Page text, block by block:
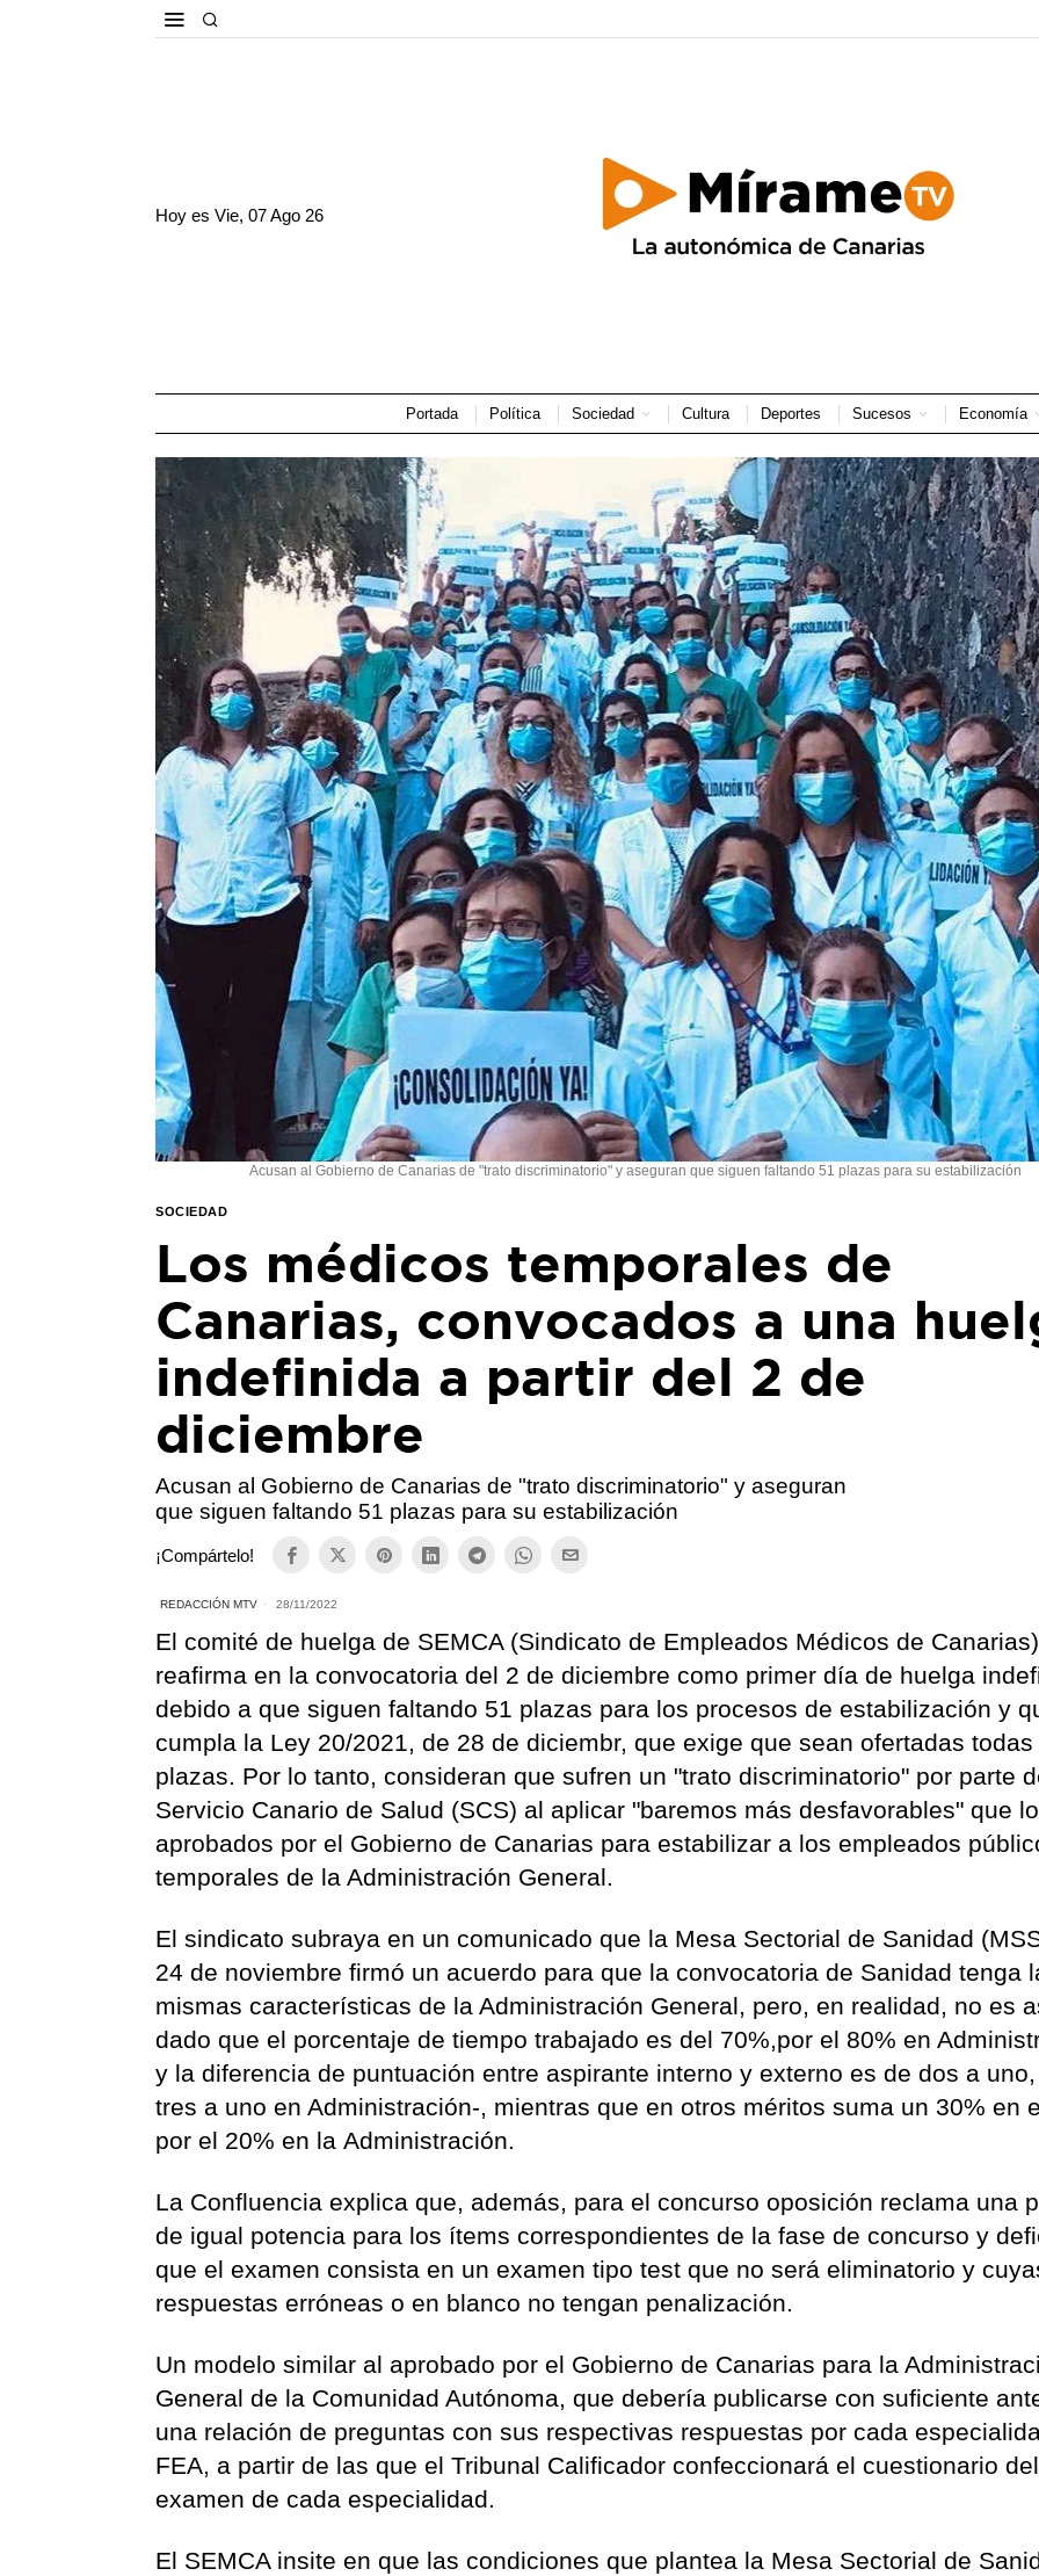
Hoy esVie, 07 Ago 26
Portada Política Sociedad Cultura Deportes Sucesos Economía
Acusan al Gobierno de Canarias de "trato discriminatorio" y aseguran que siguen faltando 51 plazas para su estabilización
SOCIEDAD
Los médicos temporales de
Canarias, convocados a una
indefinida a partir del 2 de
diciembre
Acusan al Gobierno de Canarias de "trato discriminatorio" y aseguran
que siguen faltando 51 plazas para su estabilización
¡Compártelo!
REDACCIÓN MTV 28/11/2022
El comité de huelga de SEMCA (Sindicato de Empleados Médicos de
reafirma en la convocatoria del 2 de diciembre como primer día de huelga
debido a que siguen faltando 51 plazas para los procesos de estabilización y
cumpla la Ley 20/2021, de 28 de diciembr, que exige que sean ofertadas
plazas. Por lo tanto, consideran que sufren un "trato discriminatorio" por parte
Servicio Canario de Salud (SCS) al aplicar "baremos más desfavorables" que
aprobados por el Gobierno de Canarias para estabilizar a los empleados
temporales de la Administración General.
El sindicato subraya en un comunicado que la Mesa Sectorial de Sanidad
24 de noviembre firmó un acuerdo para que la convocatoria de Sanidad tenga
mismas características de la Administración General, pero, en realidad, no es
dado que el porcentaje de tiempo trabajado es del 70%,por el 80% en
y la diferencia de puntuación entre aspirante interno y externo es de dos a
tres a uno en Administración-, mientras que en otros méritos suma un 30% en
por el 20% en la Administración.
La Confluencia explica que, además, para el concurso oposición reclama una
de igual potencia para los ítems correspondientes de la fase de concurso y
que el examen consista en un examen tipo test que no será eliminatorio y
respuestas erróneas o en blanco no tengan penalización.
Un modelo similar al aprobado por el Gobierno de Canarias para la
General de la Comunidad Autónoma, que debería publicarse con suficiente
una relación de preguntas con sus respectivas respuestas por cada
FEA, a partir de las que el Tribunal Calificador confeccionará el cuestionario del
examen de cada especialidad.
El SEMCA insite en que las condiciones que plantea la Mesa Sectorial de